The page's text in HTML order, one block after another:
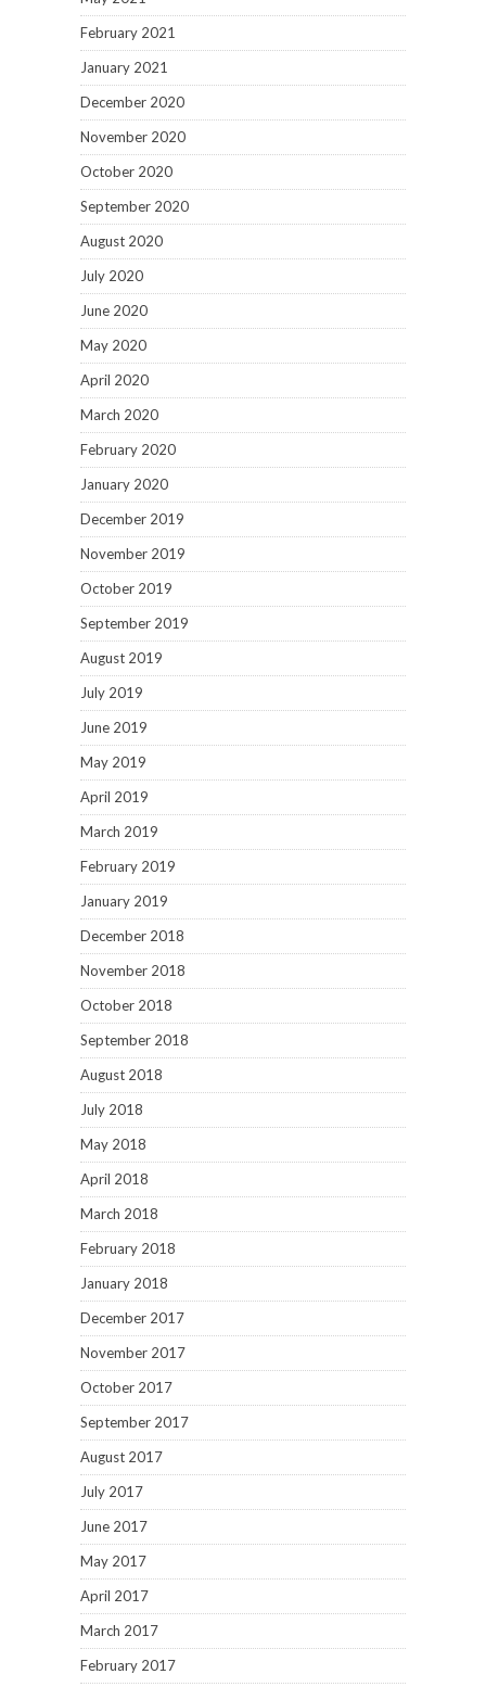
February 2021
January 2021
December 2020
November 2020
October 2020
September 2020
August 2020
July 2020
June 2020
May 2020
April 2020
March 2020
February 2020
January 2020
December 2019
November 2019
October 2019
September 2019
August 2019
July 2019
June 2019
May 2019
April 2019
March 2019
February 2019
January 2019
December 2018
November 2018
October 2018
September 2018
August 2018
July 2018
May 2018
April 2018
March 2018
February 2018
January 2018
December 2017
November 2017
October 2017
September 2017
August 2017
July 2017
June 2017
May 2017
April 2017
March 2017
February 2017